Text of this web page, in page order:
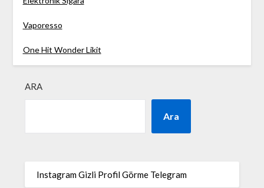
Vaporesso
One Hit Wonder Likit
ARA
Ara
Instagram Gizli Profil Görme Telegram